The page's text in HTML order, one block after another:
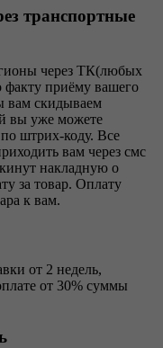
транспортные
через ТК(любых
факту приёму вашего
вам скидываем
вы уже можете
штрих-коду. Все
вам через смс
накладную о
за товар. Оплату
к вам.
от 2 недель,
от 30% суммы